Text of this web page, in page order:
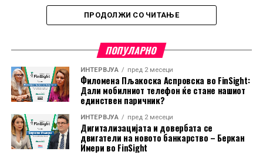
работа на развојот на дигитални банкарски услуги,
овие две компании покажуваат како успешната
практика, а како дел од заедничката соработка
сметка, со што на клиентите им е овозможено кој
било од пакетите сметки да го отворат целосно
онлајн.
Во време кога корисниците на дигитални услуги
очекуваат едноставност, брзина и практичност,
ПРОДОЛЖИ СО ЧИТАЊЕ
ПОПУЛАРНО
ИНТЕРВЈУА пред 2 месеци
Филомена Пљакоска Аспровска во FinSight:
Дали мобилниот телефон ќе стане нашиот
единствен паричник?
ИНТЕРВЈУА пред 2 месеци
Дигитализацијата и довербата се
двигатели на новото банкарство – Беркан
Имери во FinSight